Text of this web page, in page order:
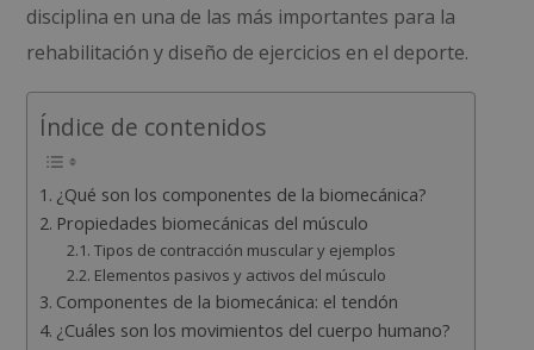
disciplina en una de las más importantes para la
rehabilitación y diseño de ejercicios en el deporte.
Índice de contenidos
¿Qué son los componentes de la biomecánica?
Propiedades biomecánicas del músculo
Tipos de contracción muscular y ejemplos
Elementos pasivos y activos del músculo
Componentes de la biomecánica: el tendón
¿Cuáles son los movimientos del cuerpo humano?